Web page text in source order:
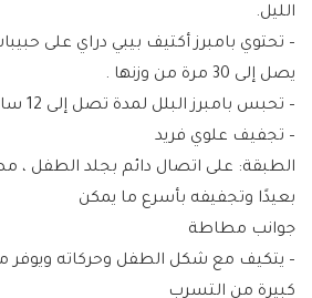
الليل.
– تحتوي بامبرز أكتيف بيبي دراي على
يصل إلى 30 مرة من وزنها .
– تحبس بامبرز البلل لمدة تصل إلى 12 ساعة.
– تجفيف علوي فريد
الطبقة: على اتصال دائم بجلد الطفل
بعيدًا وتجفيفه بأسرع ما يمكن
جوانب مطاطة
– يتكيف مع شكل الطفل وحركاته ويوفر
كبيرة من التسرب